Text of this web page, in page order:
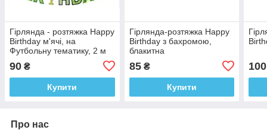
Гірлянда - розтяжка Happy
Birthday м'ячі, на
Футбольну тематику, 2 м
90 ₴
Купити
Гірлянда-розтяжка Happy
Birthday з бахромою,
блакитна
85₴
Купити
100
Про нас